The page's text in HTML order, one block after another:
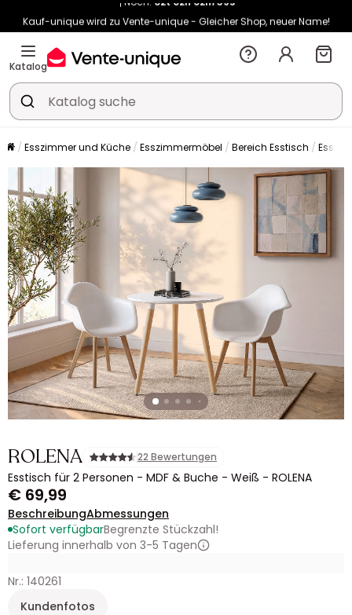
Kauf-unique wird zu Vente-unique - Gleicher Shop, neuer Name!
-10% ab €400 mitHEAT10auf Vente-unique-Produkte
Noch:
Katalog
Esszimmer und Küche Esszimmermöbel Bereich Esstisch
ROLENA 22 Bewertungen
Esstisch für 2 Personen - MDF & Buche - Weiß - ROLENA
€ 69,99
BeschreibungAbmessungen
Sofort verfügbarBegrenzte Stückzahl!
Lieferung innerhalb von 3-5 Tagen
Nr.: 140261
Kundenfotos